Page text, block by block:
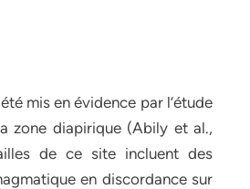
mis en évidence par l’étude
zone diapirique (Abily et al.,
de ce site incluent des
en discordance sur